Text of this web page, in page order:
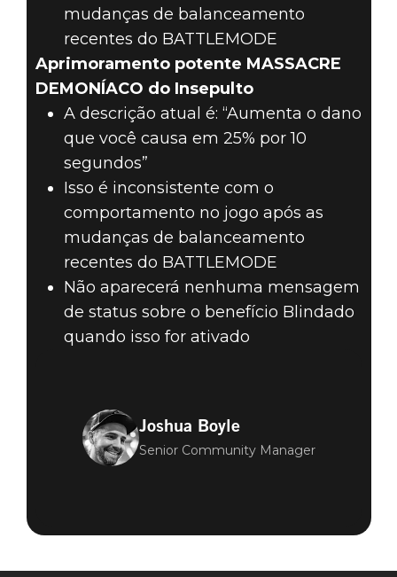
mudanças de balanceamento
recentes do BATTLEMODE
Aprimoramento potente MASSACRE
DEMONÍACO do Insepulto
A descrição atual é: “Aumenta o dano
que você causa em 25% por 10
segundos”
Isso é inconsistente com o
comportamento no jogo após as
mudanças de balanceamento
recentes do BATTLEMODE
Não aparecerá nenhuma mensagem
de status sobre o benefício Blindado
quando isso for ativado
Joshua Boyle
Senior Community Manager